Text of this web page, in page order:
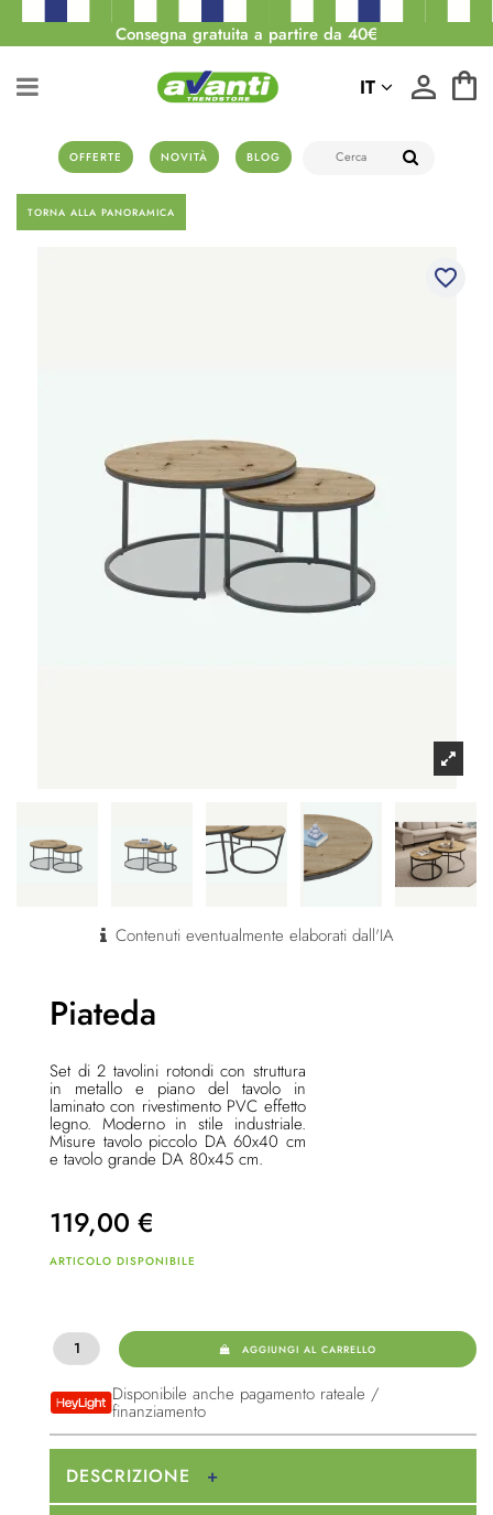
Consegna gratuita a partire da 40€
OFFERTE NOVITÀ BLOG
IT
TORNA ALLA PANORAMICA
favorite_border
Contenuti eventualmente elaborati dall'IA
Piateda
Set di 2 tavolini rotondi con struttura
in metallo e piano del tavolo in
laminato con rivestimento PVC effetto
legno. Moderno in stile industriale.
Misure tavolo piccolo DA60x40 cm
e tavolo grande DA 80x45 cm.
119,00 €
ARTICOLO DISPONIBILE
AGGIUNGI AL CARRELLO
Disponibile anche pagamento rateale /
finanziamento
DESCRIZIONE